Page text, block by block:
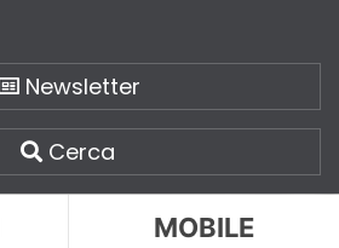
Newsletter
Cerca
MOBILE